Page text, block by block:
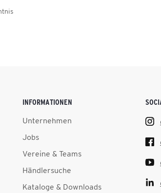
INFORMATIONEN
Unternehmen
Jobs
Vereine & Teams
Händlersuche
Kataloge & Downloads